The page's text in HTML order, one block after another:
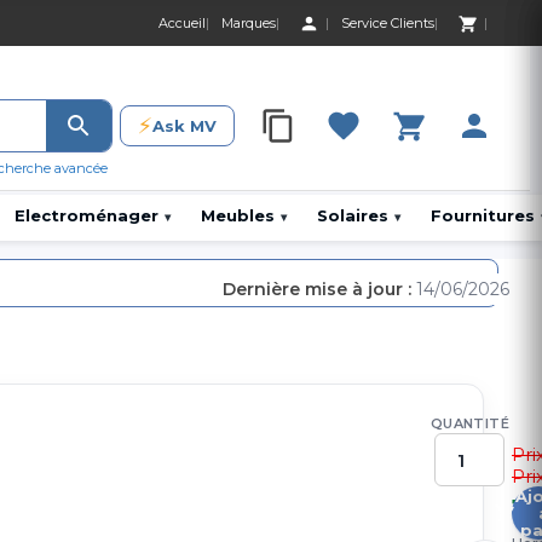
Accueil Marques Service Clients
0 Produit 0,00
avancée
⚡Ask MV 0 Produit 0,00 DH
Electroménager ▾ Meubles ▾ Solaires ▾ Fournitures
QUANTITÉ
1
Dernière mise à jour : 14/06/2026